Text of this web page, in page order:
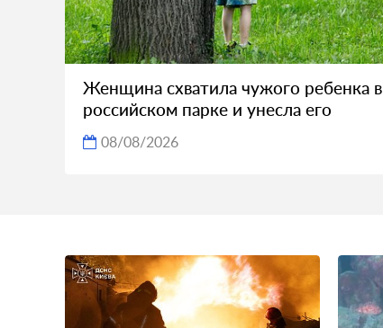
Женщина схватила чужого ребенка в
российском парке и унесла его
08/08/2026